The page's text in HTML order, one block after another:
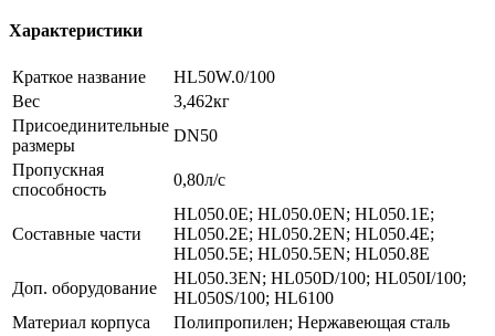
Характеристики
Краткое название
HL50W.0/100
Вес
3,462кг
Присоединительные
размеры
DN50
Пропускная
способность
0,80л/с
Составные части
HL050.0E; HL050.0EN; HL050.1E;
HL050.2E; HL050.2EN; HL050.4E;
HL050.5E; HL050.5EN; HL050.8E
Доп. оборудование
HL050.3EN; HL050D/100; HL050I/100;
HL050S/100; HL6100
Материал корпуса
Полипропилен; Нержавеющая сталь